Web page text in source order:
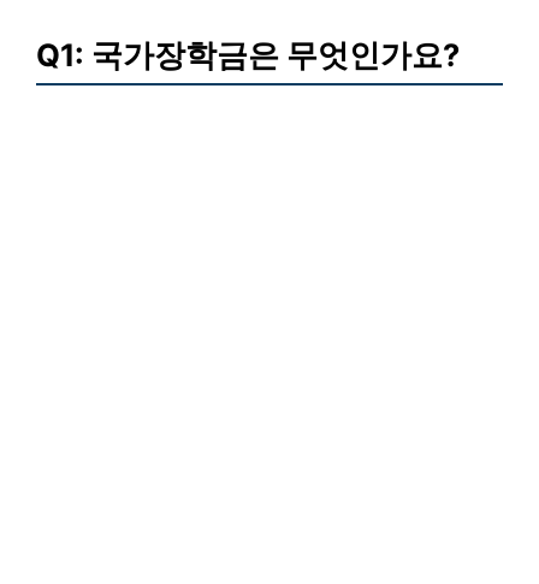
Q1: 국가장학금은 무엇인가요?